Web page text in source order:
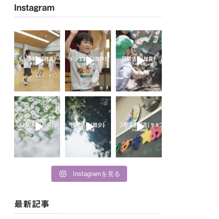
Instagram
Instagramを見る
最新記事